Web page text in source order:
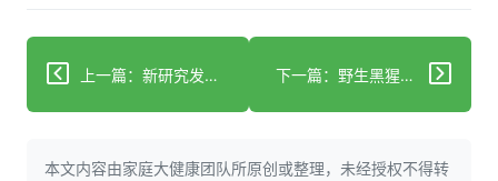
上一篇：新研究发现睡眠时微弱光线可能损害心脏健康 下一篇：野生黑猩猩随年龄增长出现类似人类的认知衰退
本文内容由家庭大健康团队所原创或整理，未经授权不得转